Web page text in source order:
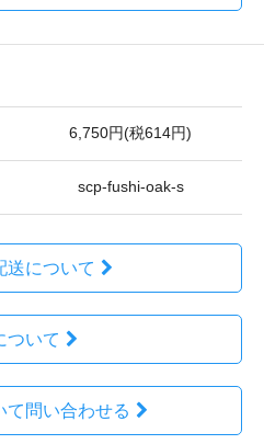
6,750円(税614円)
scp-fushi-oak-s
送について
ついて
て問い合わせる